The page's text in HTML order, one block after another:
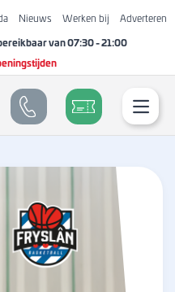
Nieuws Werken bij Adverteren
van07:30-21:00